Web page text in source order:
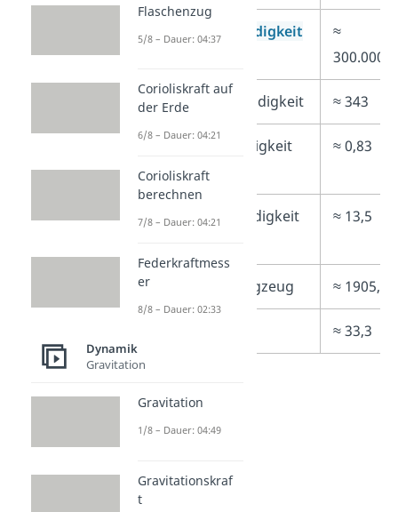
Lichtgeschwindigkeit
≈
Schallgeschwindigkeit ≈ 343
Gehgeschwindigkeit
Mensch
≈ 0,83
Renngeschwindigkeit
≈ 13,5
schnellstes Flugzeug ≈ 1905,5
≈ 33,3
Flaschenzug
5/8 – Dauer: 04:37
Corioliskraft auf
der Erde
6/8 – Dauer: 04:21
Corioliskraft
berechnen
7/8 – Dauer: 04:21
Federkraftmess
er
8/8 – Dauer: 02:33
Dynamik
Gravitation
Gravitation
1/8 – Dauer: 04:49
Gravitationskraf
t